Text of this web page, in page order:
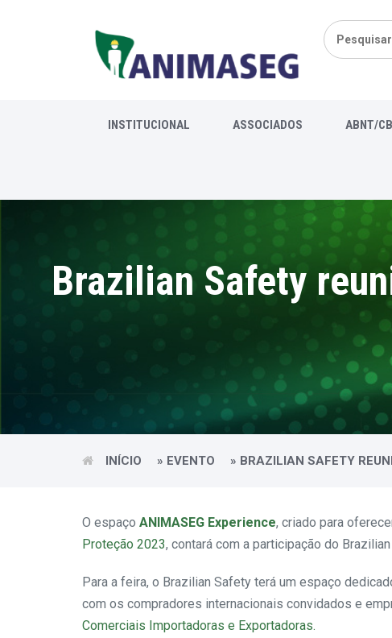
Pesquisar
por:
INSTITUCIONAL ASSOCIADOS ABNT/
Brazilian Safety
INÍCIO » EVENTO » BRAZILIAN SAFETY
O espaço ANIMASEG Experience, criado para
Proteção 2023, contará com a participação do
Para a feira, o Brazilian Safety terá um espaço
com os compradores internacionais convidados e
Comerciais Importadoras e Exportadoras.